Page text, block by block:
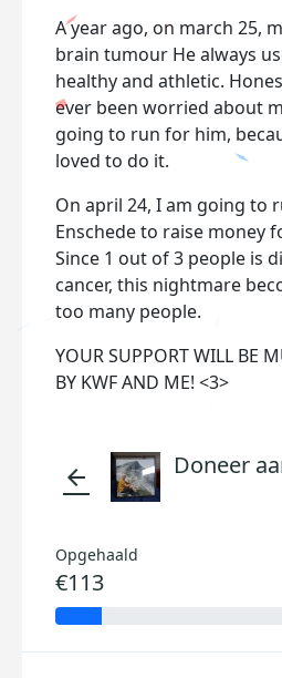
A year ago, on march 25,
brain tumour He always
healthy and athletic.
ever been worried about
going to run for him,
loved to do it.
On april 24, I am going to
Enschede to raise money
Since 1 out of 3 people is
cancer, this nightmare
too many people.
YOUR SUPPORT WILL BE
BY KWF AND ME! <3>
arrow_back Doneer
Opgehaald
€113